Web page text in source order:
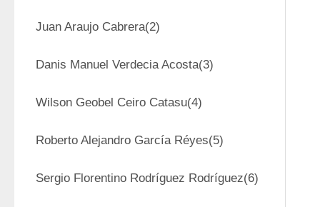
Juan Araujo Cabrera(2)
Danis Manuel Verdecia Acosta(3)
Wilson Geobel Ceiro Catasu(4)
Roberto Alejandro García Réyes(5)
Sergio Florentino Rodríguez Rodríguez(6)